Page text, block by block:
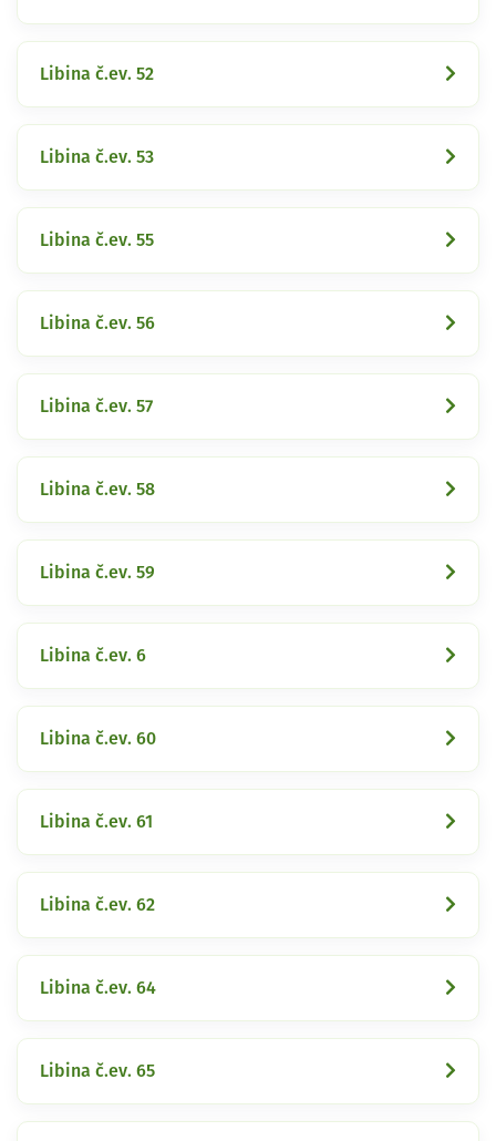
Libina č.ev. 52
Libina č.ev. 53
Libina č.ev. 55
Libina č.ev. 56
Libina č.ev. 57
Libina č.ev. 58
Libina č.ev. 59
Libina č.ev. 6
Libina č.ev. 60
Libina č.ev. 61
Libina č.ev. 62
Libina č.ev. 64
Libina č.ev. 65